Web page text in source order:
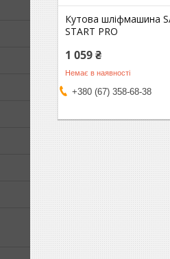
Кутова шліфмашина
START PRO
1 059 ₴
Немає в наявності
+380 (67) 358-68-38